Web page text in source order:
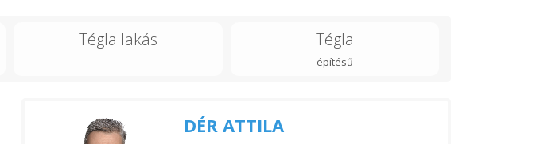
Tégla lakás Tégla
építésű
DÉR ATTILA